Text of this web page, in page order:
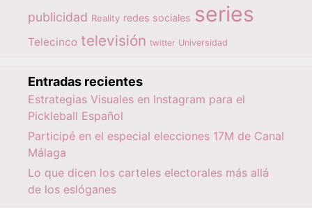
publicidad Reality redes sociales series
Telecinco televisión twitter Universidad
Entradas recientes
Estrategias Visuales en Instagram para el
Pickleball Español
Participé en el especial elecciones 17M de Canal
Málaga
Lo que dicen los carteles electorales más allá
de los eslóganes